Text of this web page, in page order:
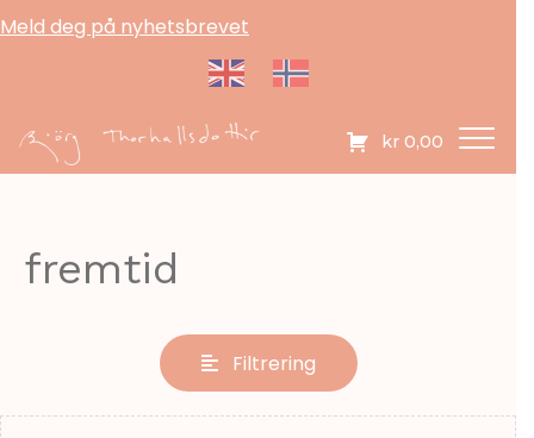
Meld deg på nyhetsbrevet
kr 0,00
fremtid
Filtrering